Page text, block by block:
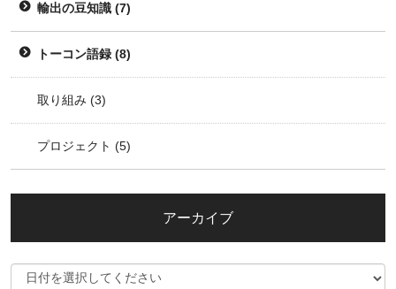
輸出の豆知識 (7)
トーコン語録 (8)
取り組み (3)
プロジェクト (5)
アーカイブ